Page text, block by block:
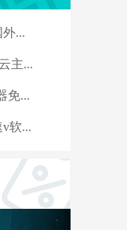
...
主...
免...
软...
...
...